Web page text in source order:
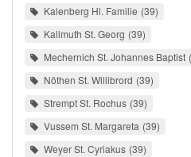
Kalenberg Hl. Familie 39
Kallmuth St. Georg 39
Mechernich St. Johannes Baptist
Nöthen St. Willibrord 39
Strempt St. Rochus 39
Vussem St. Margareta 39
Weyer St. Cyriakus 39